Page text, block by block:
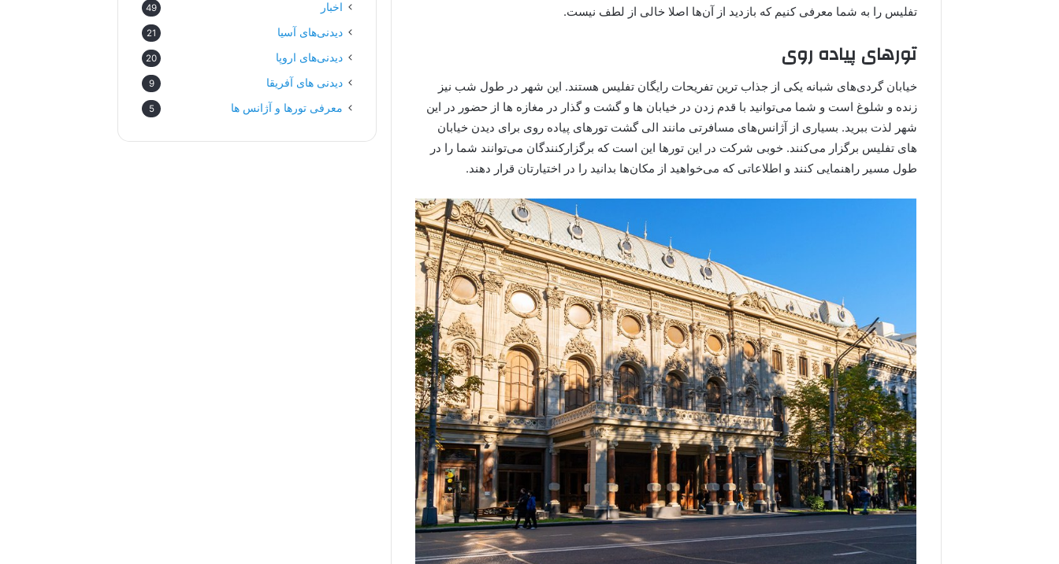
تفلیس را به شما معرفی کنیم که بازدید از آن‌ها اصلا خالی از لطف نیست.
تورهای پیاده روی
خیابان گردی‌های شبانه یکی از جذاب ترین تفریحات رایگان تفلیس هستند. این شهر در طول شب نیز
زنده و شلوغ است و شما می‌توانید با قدم زدن در خیابان ها و گشت و گذار در مغازه ها از حضور در این
شهر لذت ببرید. بسیاری از آژانس‌های مسافرتی مانند الی گشت تورهای پیاده روی برای دیدن خیابان
های تفلیس برگزار می‌کنند. خوبی شرکت در این تورها این است که برگزارکنندگان می‌توانند شما را در
طول مسیر راهنمایی کنند و اطلاعاتی که می‌خواهید از مکان‌ها بدانید را در اختیارتان قرار دهند.
اخبار 49
دیدنی‌های آسیا 21
دیدنی‌های اروپا 20
دیدنی های آفریقا 9
معرفی تورها و آژانس ها 5